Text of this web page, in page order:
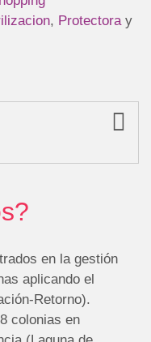
, Protectora y
en la gestión
aplicando el
Retorno).
colonias en